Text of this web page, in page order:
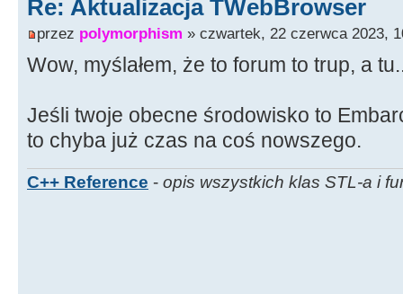
Re: Aktualizacja TWebBrowser
przez polymorphism » czwartek, 22 czerwca 2023,
Wow, myślałem, że to forum to trup, a
Jeśli twoje obecne środowisko to
to chyba już czas na coś nowszego.
C++ Reference - opis wszystkich klas STL-a i